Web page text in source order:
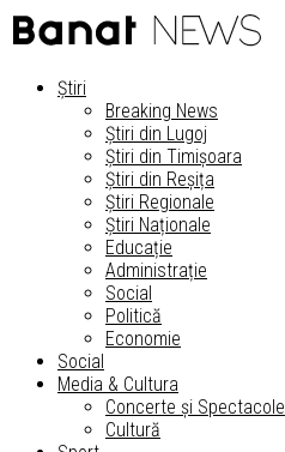
Știri
Breaking News
Știri din Lugoj
Știri din Timișoara
Știri din Reșița
Știri Regionale
Știri Naționale
Educație
Administrație
Social
Politică
Economie
Social
Media & Cultura
Concerte și Spectacole
Cultură